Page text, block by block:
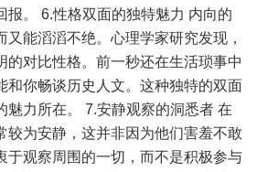
。
6.性格双面的独特魅力 内向的
又能滔滔不绝。心理学家研究发现，
的对比性格。前一秒还在生活琐事中
和你畅谈历史人文。这种独特的双面
力所在。
7.安静观察的洞悉者在
较为安静，这并非因为他们害羞不敢
于观察周围的一切，而不是积极参与